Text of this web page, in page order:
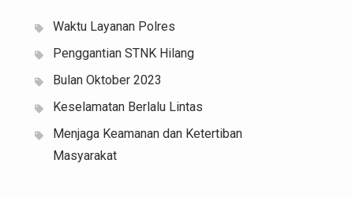
Waktu Layanan Polres
Penggantian STNK Hilang
Bulan Oktober 2023
Keselamatan Berlalu Lintas
Menjaga Keamanan dan Ketertiban
Masyarakat